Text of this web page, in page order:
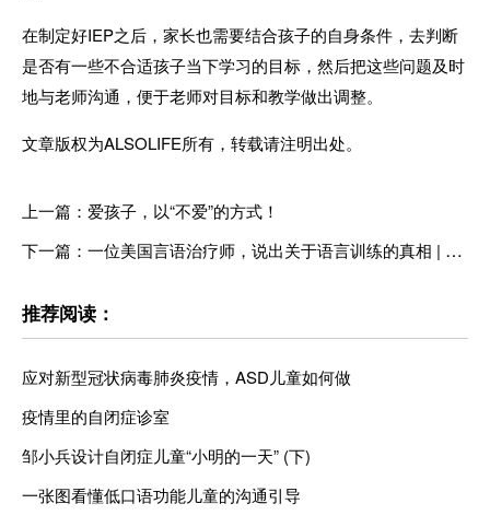
在制定好IEP之后，家长也需要结合孩子的自身条件，去判断
是否有一些不合适孩子当下学习的目标，然后把这些问题及时
地与老师沟通，便于老师对目标和教学做出调整。
文章版权为ALSOLIFE所有，转载请注明出处。
上一篇：爱孩子，以“不爱”的方式！
下一篇：一位美国言语治疗师，说出关于语言训练的真相 | 微课预热
推荐阅读：
应对新型冠状病毒肺炎疫情，ASD儿童如何做
疫情里的自闭症诊室
邹小兵设计自闭症儿童“小明的一天” (下)
一张图看懂低口语功能儿童的沟通引导